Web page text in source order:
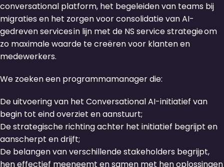
conversational platform, het begeleiden van teams bij
migraties en het zorgen voor consolidatie van AI-
gedreven services in lijn met de NS service strategie om
zo maximale waarde te creëren voor klanten en
medewerkers.
We zoeken een programmamanager die:
De uitvoering van het Conversational AI-initiatief van
begin tot eind overziet en aanstuurt;
De strategische richting achter het initiatief begrijpt en
aanscherpt en drijft;
De belangen van verschillende stakeholders begrijpt,
hen effectief meeneemt en samen met hen oplossingen